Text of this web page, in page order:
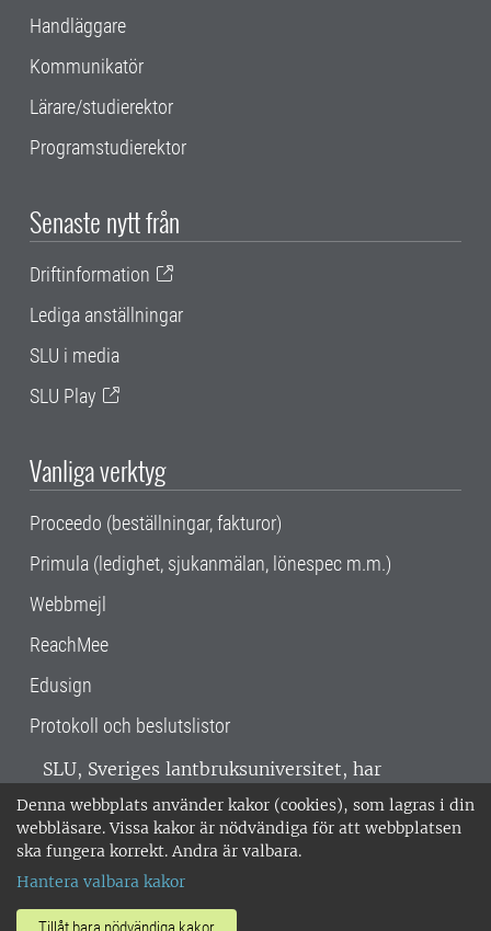
Denna webbplats använder kakor (cookies), som lagras i din
webbläsare. Vissa kakor är nödvändiga för att webbplatsen
ska fungera korrekt. Andra är valbara.
Hantera valbara kakor
Handläggare
Kommunikatör
Lärare/studierektor
Programstudierektor
Senaste nytt från
Driftinformation
Lediga anställningar
SLU i media
SLU Play
Vanliga verktyg
Proceedo (beställningar, fakturor)
Primula (ledighet, sjukanmälan, lönespec m.m.)
Webbmejl
ReachMee
Edusign
Protokoll och beslutslistor
SLU, Sveriges lantbruksuniversitet, har
verksamhet över hela Sverige. Huvudorter är
Alnarp, Uppsala och Umeå.SLU är
miljöcertifierat enligt ISO 14001. •
018-67 10 00 • Org nr: 202100-2817 •
Om SLU:s webbplatser